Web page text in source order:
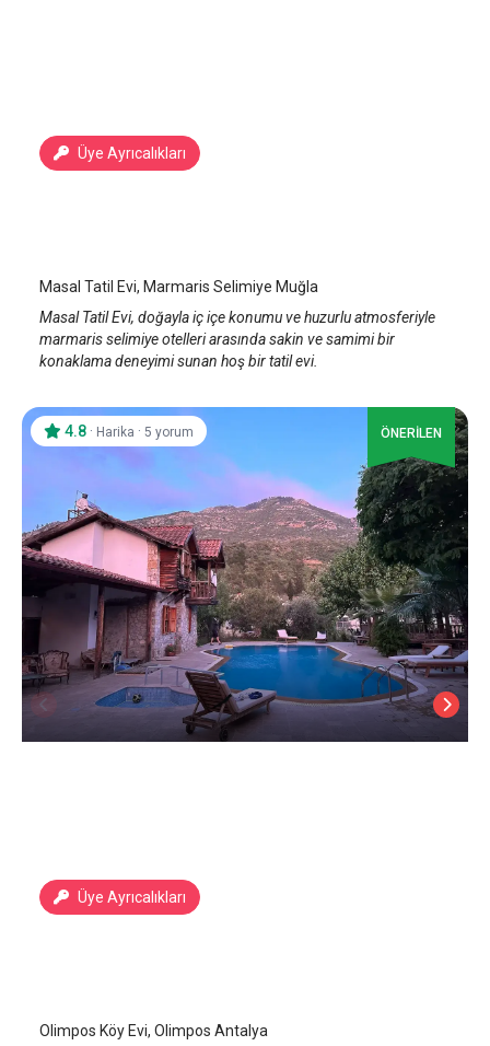
Üye Ayrıcalıkları
Masal Tatil Evi, Marmaris Selimiye Muğla
Masal Tatil Evi, doğayla iç içe konumu ve huzurlu atmosferiyle
marmaris selimiye otelleri arasında sakin ve samimi bir
konaklama deneyimi sunan hoş bir tatil evi.
Üye Ayrıcalıkları
4.8 · Harika · 5 yorum ÖNERİLEN
Olimpos Köy Evi, Olimpos Antalya